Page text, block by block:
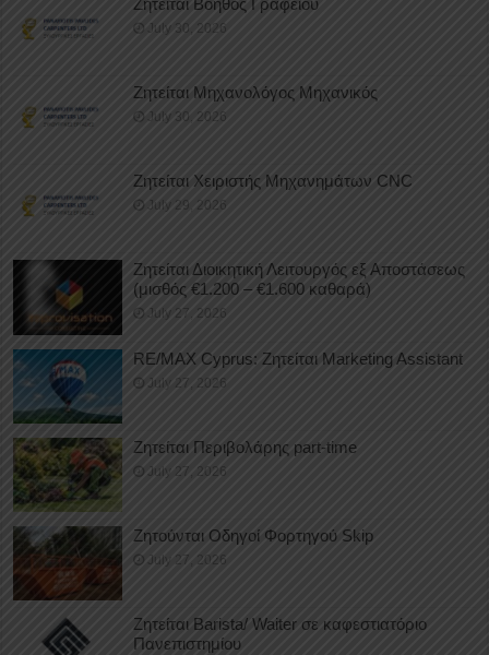
July 30, 2026
Ζητείται Μηχανολόγος Μηχανικός
July 30, 2026
Ζητείται Χειριστής Μηχανημάτων CNC
July 29, 2026
Ζητείται Διοικητική Λειτουργός εξ Αποστάσεως
(μισθός €1.200 – €1.600 καθαρά)
July 27, 2026
RE/MAX Cyprus: Ζητείται Marketing Assistant
July 27, 2026
Ζητείται Περιβολάρης part-time
July 27, 2026
Ζητούνται Οδηγοί Φορτηγού Skip
July 27, 2026
Ζητείται Barista/ Waiter σε καφεστιατόριο
Πανεπιστημίου